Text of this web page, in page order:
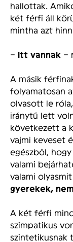
hallottak.
két férfi áll
mintha azt
– Itt vannak –
A másik
folyamatosan
olvasott le
iránytű lett
következett a
vajmi keveset
egészből,
valami
valami
gyerekek,
A két férfi
szimpatikus
szintetikusnak